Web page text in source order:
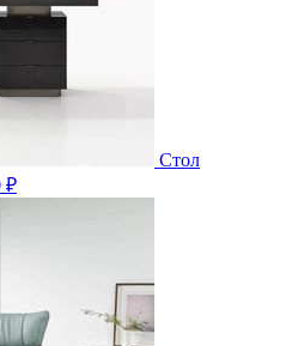
Стол
₽